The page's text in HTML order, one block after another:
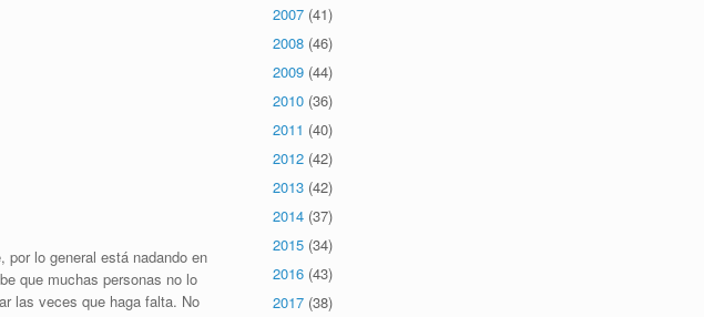
lo general está nadando en
que muchas personas no lo
las veces que haga falta. No
2007 (41)
2008 (46)
2009 (44)
2010 (36)
2011 (40)
2012 (42)
2013 (42)
2014 (37)
2015 (34)
2016 (43)
2017 (38)